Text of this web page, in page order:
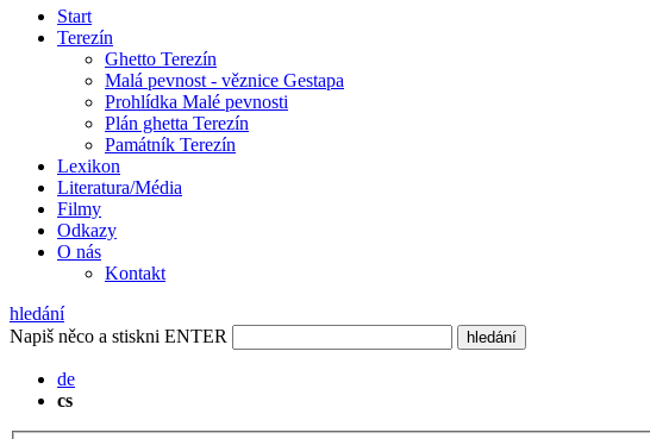
Start
Terezín
Ghetto Terezín
Malá pevnost - věznice Gestapa
Prohlídka Malé pevnosti
Plán ghetta Terezín
Památník Terezín
Lexikon
Literatura/Média
Filmy
Odkazy
O nás
Kontakt
hledání
Napiš něco a stiskni ENTER
hledání
de
cs